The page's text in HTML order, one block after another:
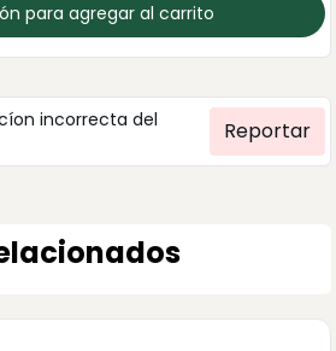
para agregar al carrito
incorrecta del
Reportar